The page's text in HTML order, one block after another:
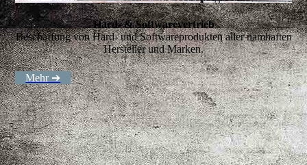
Hard- & Softwarevertrieb
Beschaffung von Hard- und Softwareprodukten aller namhaften
Hersteller und Marken.
Mehr ➔